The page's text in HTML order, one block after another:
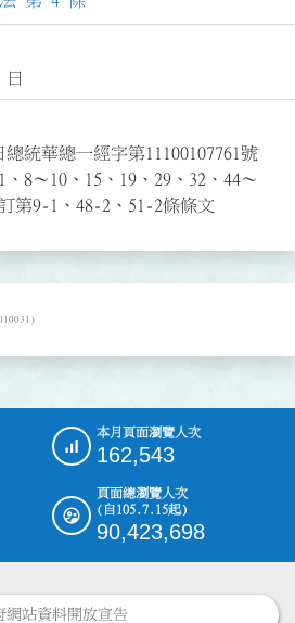
日
總統華總一經字第11100107761號
8～10、15、19、29、32、44～
第9-1、48-2、51-2條條文
本月頁面瀏覽人次
162,543
頁面總瀏覽人次
(自105.7.15起)
90,423,698
網站資料開放宣告